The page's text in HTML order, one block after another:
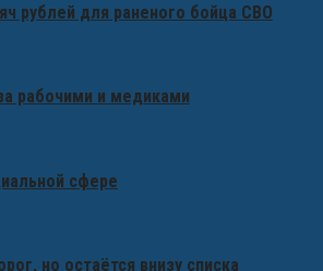
рублей для раненого бойца СВО
рабочими и медиками
сфере
но остаётся внизу списка